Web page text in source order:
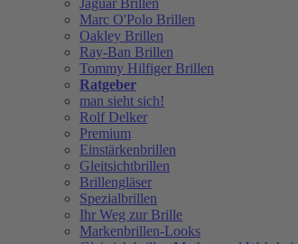
Jaguar Brillen
Marc O'Polo Brillen
Oakley Brillen
Ray-Ban Brillen
Tommy Hilfiger Brillen
Ratgeber
man sieht sich!
Rolf Delker
Premium
Einstärkenbrillen
Gleitsichtbrillen
Brillengläser
Spezialbrillen
Ihr Weg zur Brille
Markenbrillen-Looks